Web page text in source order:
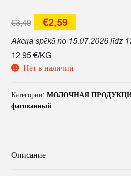
€3,49
Первоначальная
цена
составляла
€3,49.
€2,59
цена:
Akcija spēkā no 15.07.2026 līdz
12.95 €/KG
Нет в наличии
Категории: МОЛОЧНАЯ
фасованный
Описание